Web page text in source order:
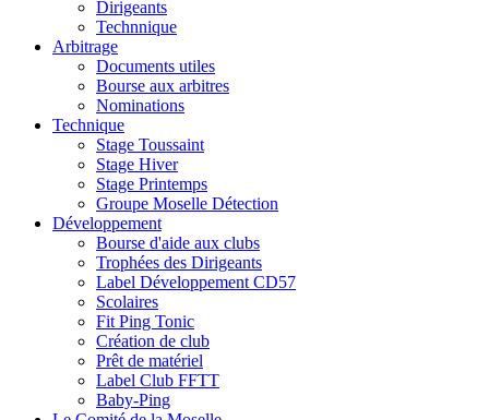
Dirigeants
Technnique
Arbitrage
Documents utiles
Bourse aux arbitres
Nominations
Technique
Stage Toussaint
Stage Hiver
Stage Printemps
Groupe Moselle Détection
Développement
Bourse d'aide aux clubs
Trophées des Dirigeants
Label Développement CD57
Scolaires
Fit Ping Tonic
Création de club
Prêt de matériel
Label Club FFTT
Baby-Ping